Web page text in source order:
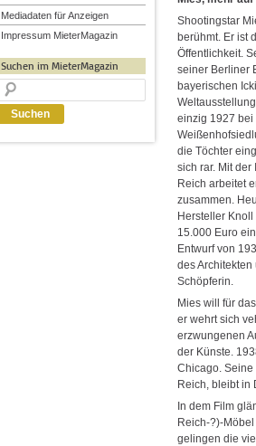
Shootingstar
berühmt. Er ist
Öffentlichkeit.
seiner Berliner
bayerischen
einzig 1927
die Töchter
sich rar. Mit
Reich arbeitet
zusammen.
Hersteller
15.000 Euro
Entwurf von
des
Schöpferin.
Mies will für
er wehrt sich
erzwungenen
der Künste.
Chicago.
Reich, bleibt in
In dem Film
Reich-?)-
gelingen die
Mediadaten für Anzeigen
Impressum MieterMagazin
Suchen im MieterMagazin